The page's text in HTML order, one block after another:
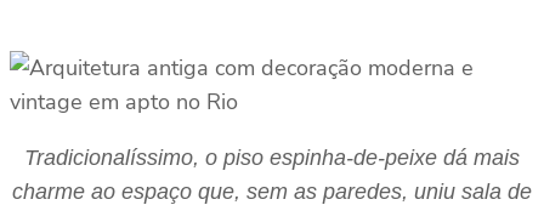
Tradicionalíssimo, o piso espinha-de-peixe dá mais
charme ao espaço que, sem as paredes, uniu sala de